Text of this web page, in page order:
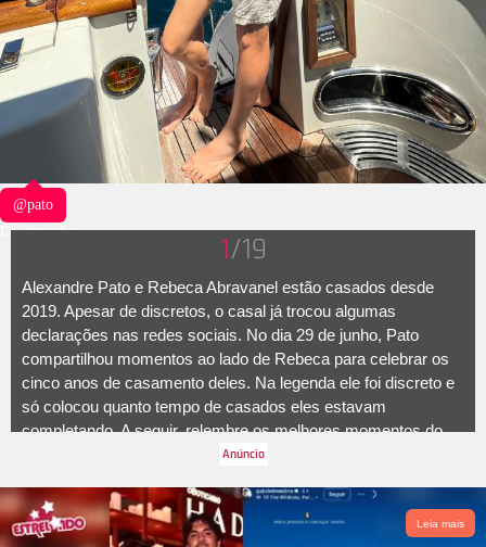
@pato
Divulgação 1/19
Alexandre Pato e Rebeca Abravanel estão casados desde
2019. Apesar de discretos, o casal já trocou algumas
declarações nas redes sociais. No dia 29 de junho, Pato
compartilhou momentos ao lado de Rebeca para celebrar os
cinco anos de casamento deles. Na legenda ele foi discreto e
só colocou quanto tempo de casados eles estavam
completando. A seguir, relembre os melhores momentos do
Leia mais